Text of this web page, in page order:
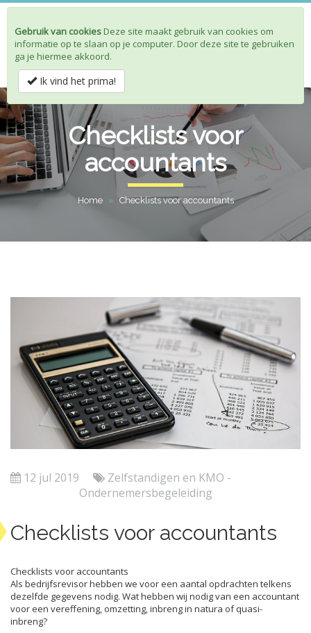
Toggle
Checklists voor
accountants
Home » Checklists voor accountants
12 jul 2019
Zelfstandigen en KMO -
Ondernemersbegeleiding
Checklists voor accountants
Checklists voor accountants
Als bedrijfsrevisor hebben we voor een aantal opdrachten telkens
dezelfde gegevens nodig. Wat hebben wij nodig van een accountant
voor een vereffening, omzetting, inbreng in natura of quasi-
inbreng?
Gebruik van cookiesDeze site maakt gebruik van cookies om
informatie op te slaan op je computer. Door deze site te gebruiken
ga je hiermee akkoord.
Ik vind het prima!